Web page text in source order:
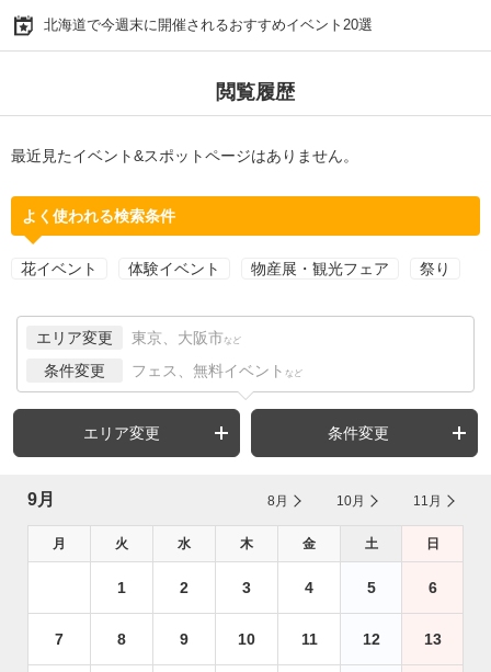
北海道で今週末に開催されるおすすめイベント20選
閲覧履歴
最近見たイベント&スポットページはありません。
よく使われる検索条件
花イベント 体験イベント 物産展・観光フェア 祭り
エリア変更 東京、大阪市 など
条件変更 フェス、無料イベント など
エリア変更 条件変更
9月 8月 10月 11月
月 火 水 木 金 土 日
1 2 3 4 5 6
7 8 9 10 11 12 13